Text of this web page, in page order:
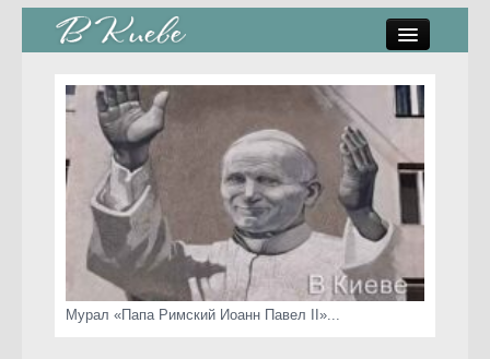
стрит-арт
коты Киева
скамейки
часы Киева
Мурал «Папа Римский Иоанн Павел II»...